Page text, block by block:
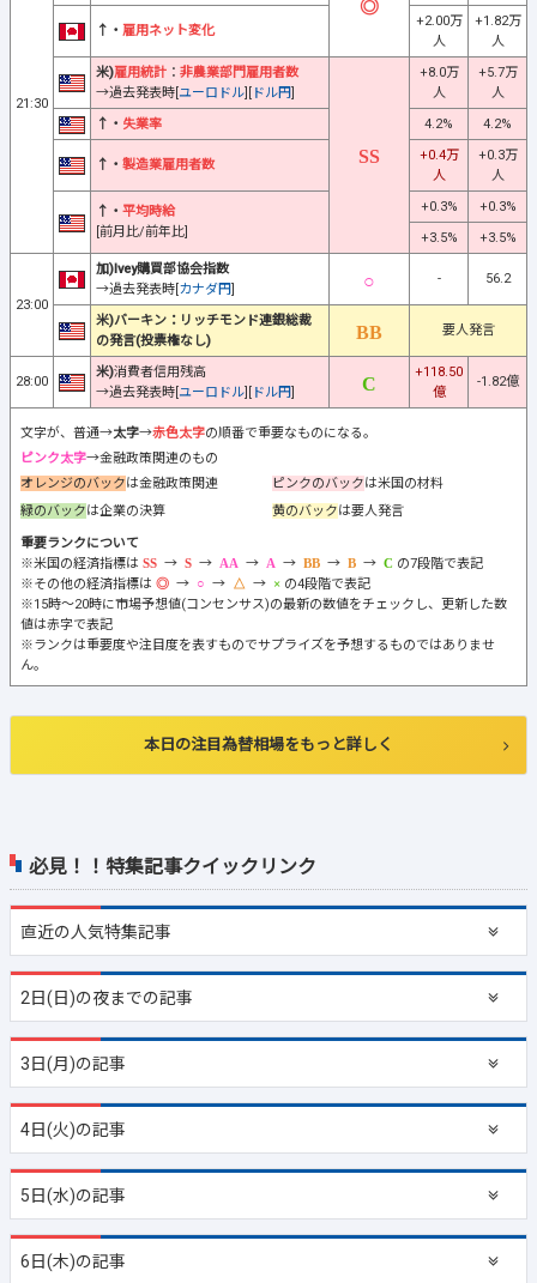
必見！！特集記事クイックリンク
直近の人気特集記事
2日(日)の夜までの記事
3日(月)の記事
4日(火)の記事
5日(水)の記事
6日(木)の記事
21:30
↑・ 雇用ネット変化
+2.00万
人
+1.82万
人
米)雇用統計 ： 非農業部門雇用者数
→過去発表時[ユーロドル][ ドル円]
+8.0万
人
+5.7万
人
↑・ 失業率 4.2% 4.2%
↑・ 製造業雇用者数
+0.4万
人
+0.3万
人
↑・ 平均時給
[前月比/前年比]
+0.3%
+0.3%
+3.5%
+3.5%
23:00
加)Ivey購買部協会指数
→過去発表時[カナダ円]
- 56.2
米)バーキン：リッチモンド連銀総裁
の発言(投票権なし)
要人発言
28:00
米)消費者信用残高
→過去発表時[ユーロドル][ ドル円]
+118.50
億
-1.82億
文字が、普通→太字→赤色太字の順番で重要なものになる。
ピンク太字→金融政策関連のもの
オレンジのバックは金融政策関連 ピンクのバックは米国の材料
緑のバックは企業の決算 黄のバックは要人発言
重要ランクについて
※米国の経済指標は
→ → → → → →
の7段階で表記
※その他の経済指標は
→ → →
の4段階で表記
※15時～20時に市場予想値(コンセンサス)の最新の数値をチェックし、更新した数
値は赤字で表記
※ランクは重要度や注目度を表すものでサプライズを予想するものではありませ
ん。
本日の注目為替相場をもっと詳しく